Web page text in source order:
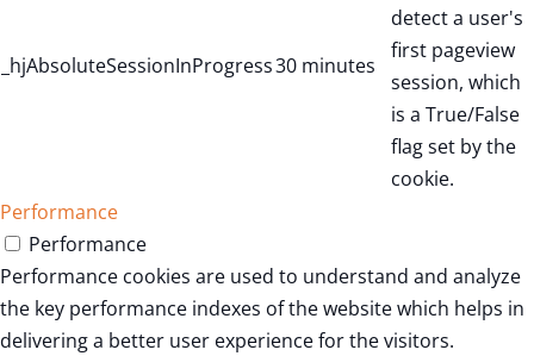
_hjAbsoluteSessionInProgress30 minutes
detect a user's
first pageview
session, which
is a True/False
flag set by the
cookie.
Performance
Performance
Performance cookies are used to understand and analyze
the key performance indexes of the website which helps in
delivering a better user experience for the visitors.